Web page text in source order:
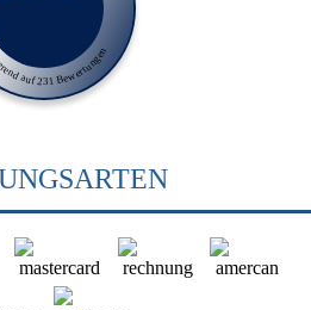
auf 231 Bewertungen